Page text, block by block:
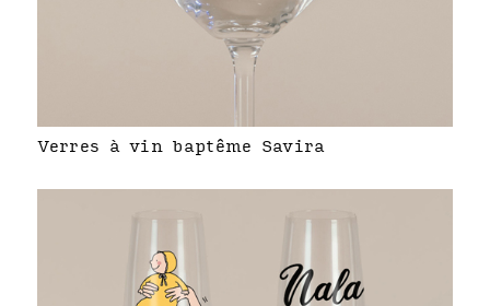
Verres à vin baptême Savira